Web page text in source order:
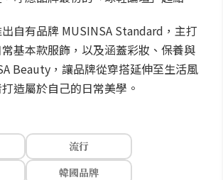
自有品牌 MUSINSA Standard，主打
基本款服飾，以及涵蓋彩妝、保養與
Beauty，讓品牌從穿搭延伸至生活風
造屬於自己的日常美學。
流行
韓國品牌